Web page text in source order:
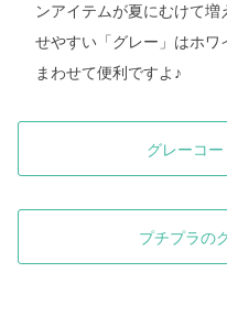
ンアイテムが夏にむけて
せやすい「グレー」はホ
まわせて便利ですよ♪
グレーコ
プチプラの